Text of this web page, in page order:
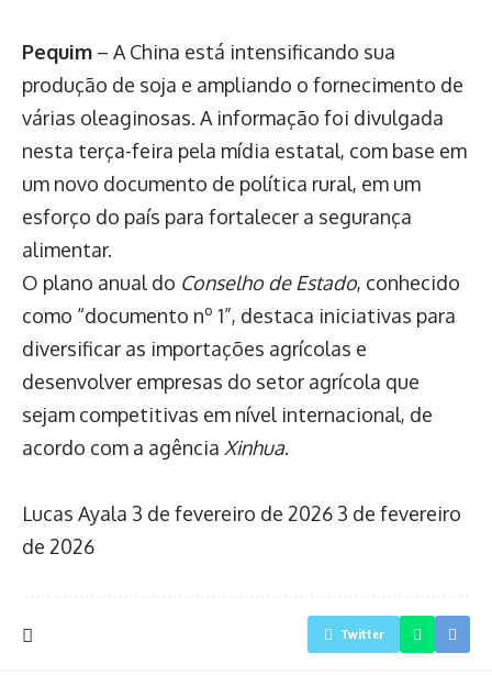
Pequim – A China está intensificando sua
produção de soja e ampliando o fornecimento de
várias oleaginosas. A informação foi divulgada
nesta terça-feira pela mídia estatal, com base em
um novo documento de política rural, em um
esforço do país para fortalecer a segurança
alimentar.
O plano anual do Conselho de Estado, conhecido
como “documento nº 1”, destaca iniciativas para
diversificar as importações agrícolas e
desenvolver empresas do setor agrícola que
sejam competitivas em nível internacional, de
acordo com a agência Xinhua.
Lucas Ayala 3 de fevereiro de 2026 3 de fevereiro
de 2026
Twitter